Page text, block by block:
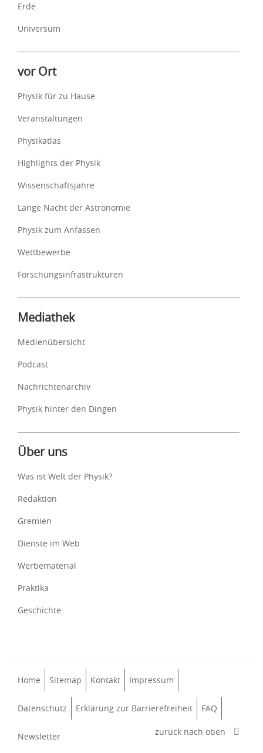
Erde
Universum
vor Ort
Physik für zu Hause
Veranstaltungen
Physikatlas
Highlights der Physik
Wissenschaftsjahre
Lange Nacht der Astronomie
Physik zum Anfassen
Wettbewerbe
Forschungsinfrastrukturen
Mediathek
Medienübersicht
Podcast
Nachrichtenarchiv
Physik hinter den Dingen
Über uns
Was ist Welt der Physik?
Redaktion
Gremien
Dienste im Web
Werbematerial
Praktika
Geschichte
Home Sitemap Kontakt Impressum
Datenschutz Erklärung zur Barrierefreiheit FAQ
Newsletter zurück nach oben